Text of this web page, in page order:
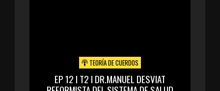
TEORÍA DE CUERDOS
EP 12 I T2 I DR.MANUEL DESVIAT